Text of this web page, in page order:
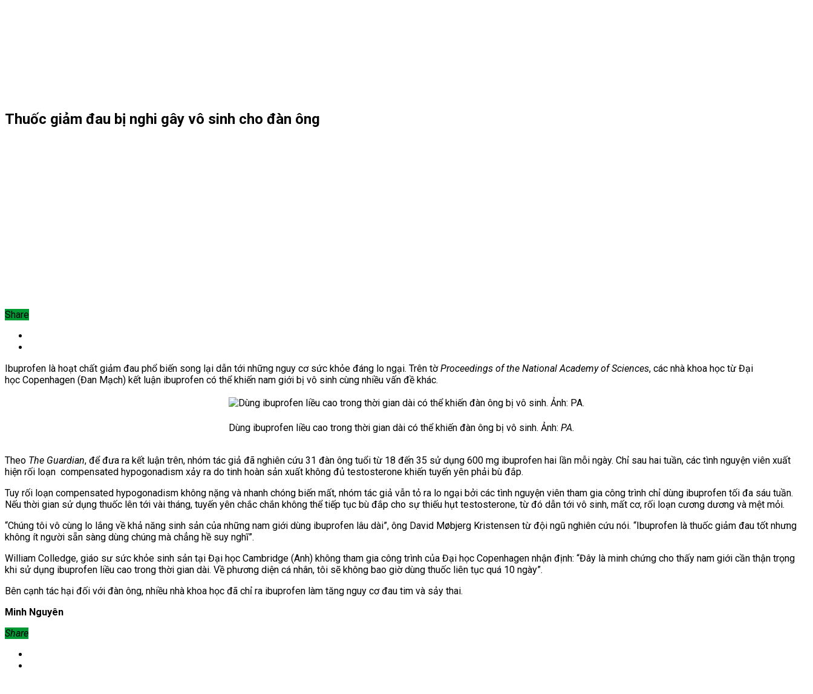
Thuốc giảm đau bị nghi gây vô sinh cho đàn ông
Share
Ibuprofen là hoạt chất giảm đau phổ biến song lại dẫn tới những nguy cơ sức khỏe đáng lo ngại. Trên tờProceedings of the National Academy of Sciences, các nhà khoa học từ Đại
học Copenhagen (Đan Mạch) kết luận ibuprofen có thể khiến nam giới bị vô sinh cùng nhiều vấn đề khác.
Dùng ibuprofen liều cao trong thời gian dài có thể khiến đàn ông bị vô sinh. Ảnh: PA.
Theo The Guardian, để đưa ra kết luận trên, nhóm tác giả đã nghiên cứu 31 đàn ông tuổi từ 18 đến 35 sử dụng 600 mg ibuprofen hai lần mỗi ngày. Chỉ sau hai tuần, các tình nguyện viên xuất
hiện rối loạn compensated hypogonadism xảy ra do tinh hoàn sản xuất không đủ testosterone khiến tuyến yên phải bù đắp.
Tuy rối loạn compensated hypogonadism không nặng và nhanh chóng biến mất, nhóm tác giả vẫn tỏ ra lo ngại bởi các tình nguyện viên tham gia công trình chỉ dùng ibuprofen tối đa sáu tuần.
Nếu thời gian sử dụng thuốc lên tới vài tháng, tuyến yên chắc chắn không thể tiếp tục bù đắp cho sự thiếu hụt testosterone, từ đó dẫn tới vô sinh, mất cơ, rối loạn cương dương và mệt mỏi.
“Chúng tôi vô cùng lo lắng về khả năng sinh sản của những nam giới dùng ibuprofen lâu dài”, ông David Møbjerg Kristensen từ đội ngũ nghiên cứu nói. “Ibuprofen là thuốc giảm đau tốt nhưng
không ít người sẵn sàng dùng chúng mà chẳng hề suy nghĩ”.
William Colledge, giáo sư sức khỏe sinh sản tại Đại học Cambridge (Anh) không tham gia công trình của Đại học Copenhagen nhận định: “Đây là minh chứng cho thấy nam giới cần thận trọng
khi sử dụng ibuprofen liều cao trong thời gian dài. Về phương diện cá nhân, tôi sẽ không bao giờ dùng thuốc liên tục quá 10 ngày”.
Bên cạnh tác hại đối với đàn ông, nhiều nhà khoa học đã chỉ ra ibuprofen làm tăng nguy cơ đau tim và sảy thai.
Minh Nguyên
Share